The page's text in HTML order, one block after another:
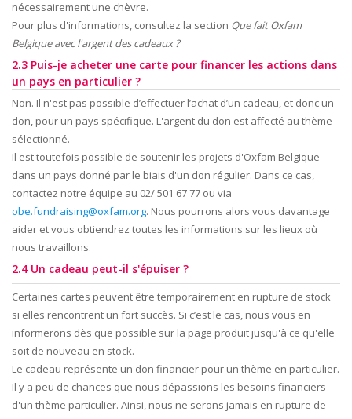
nécessairement une chèvre.
Pour plus d'informations, consultez la section Que fait Oxfam
Belgique avec l'argent des cadeaux ?
2.3 Puis-je acheter une carte pour financer les actions dans
un pays en particulier ?
Non. Il n'est pas possible d’effectuer l’achat d’un cadeau, et donc un
don, pour un pays spécifique. L'argent du don est affecté au thème
sélectionné.
Il est toutefois possible de soutenir les projets d'Oxfam Belgique
dans un pays donné par le biais d'un don régulier. Dans ce cas,
contactez notre équipe au 02/ 501 67 77 ou via
obe.fundraising@oxfam.org. Nous pourrons alors vous davantage
aider et vous obtiendrez toutes les informations sur les lieux où
nous travaillons.
2.4 Un cadeau peut-il s'épuiser ?
Certaines cartes peuvent être temporairement en rupture de stock
si elles rencontrent un fort succès. Si c’est le cas, nous vous en
informerons dès que possible sur la page produit jusqu'à ce qu'elle
soit de nouveau en stock.
Le cadeau représente un don financier pour un thème en particulier.
Il y a peu de chances que nous dépassions les besoins financiers
d'un thème particulier. Ainsi, nous ne serons jamais en rupture de